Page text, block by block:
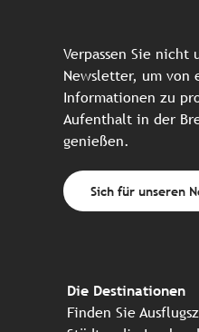
Verpassen Sie nicht
Newsletter, um von
Informationen zu
Aufenthalt in der
genießen.
Sich für unseren
Die Destinationen
Finden Sie